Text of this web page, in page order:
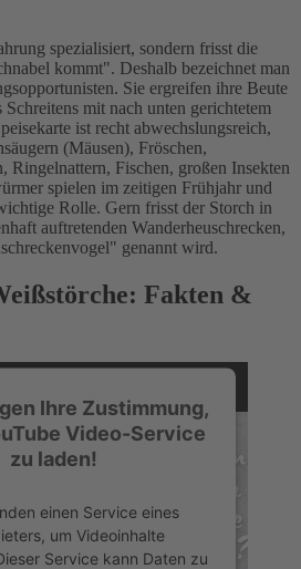
spezialisiert, sondern frisst die
kommt". Deshalb bezeichnet man
Sie ergreifen ihre Beute
mit nach unten gerichtetem
ist recht abwechslungsreich,
(Mäusen), Fröschen,
Ringelnattern, Fischen, großen Insekten
spielen im zeitigen Frühjahr und
Rolle. Gern frisst der Storch in
auftretenden Wanderheuschrecken,
genannt wird.
Fakten &
Ihre Zustimmung,
Video-Service
zu laden!
einen Service eines
um Videoinhalte
Service kann Daten zu